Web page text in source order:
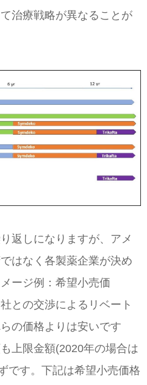
治療戦略が異なることが
返しになりますが、アメ
はなく各製薬企業が決め
ージ例：希望小売価
との交渉によるリベート
の価格よりは安いです
上限金額(2020年の場合は
です。下記は希望小売価格